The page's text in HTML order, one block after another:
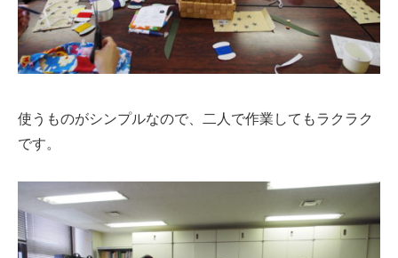
使うものがシンプルなので、二人で作業してもラクラク
です。